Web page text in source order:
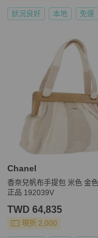
狀況良好 本地 免運
Chanel
香奈兒帆布手提包 米色 金
正品 192039V
TWD 64,835
現折 2,000